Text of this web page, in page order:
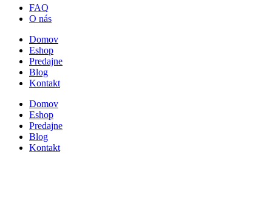
FAQ
O nás
Domov
Eshop
Predajne
Blog
Kontakt
Domov
Eshop
Predajne
Blog
Kontakt